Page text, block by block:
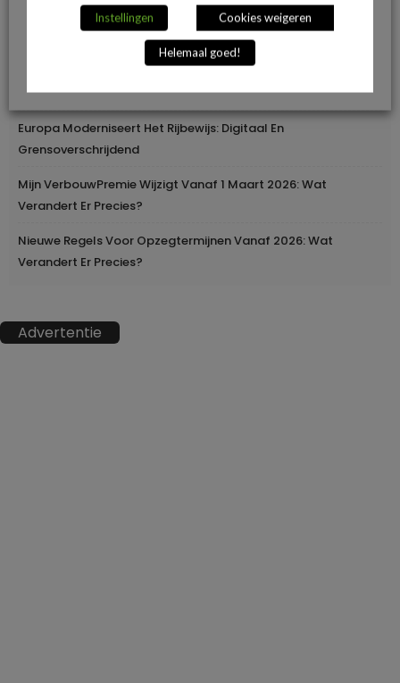
Herroepingsrecht Bij Online Aankopen: Wanneer Mag Je Iets
Terugsturen En Wanneer Niet?
Geleidelijke Verhoging Van Loopbaanvoorwaarden
Europa Moderniseert Het Rijbewijs: Digitaal En
Grensoverschrijdend
Mijn VerbouwPremie Wijzigt Vanaf 1 Maart 2026: Wat
Verandert Er Precies?
Nieuwe Regels Voor Opzegtermijnen Vanaf 2026: Wat
Verandert Er Precies?
Advertentie
Instellingen Cookies weigeren
Helemaal goed!